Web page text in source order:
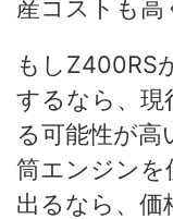
産コストも高
もしZ400RS
するなら、
る可能性が
筒エンジンを
出るなら、価